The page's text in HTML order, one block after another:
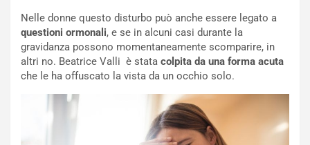
Nelle donne questo disturbo può anche essere legato a
questioni ormonali, e se in alcuni casi durante la
gravidanza possono momentaneamente scomparire, in
altri no. Beatrice Valli è stata colpita da una forma acuta
che le ha offuscato la vista da un occhio solo.